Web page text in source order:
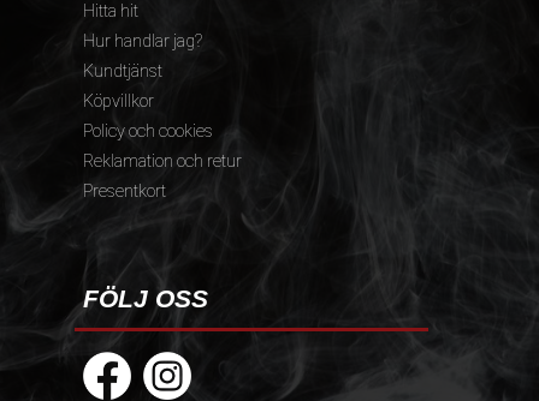
Hitta hit
Hur handlar jag?
Kundtjänst
Köpvillkor
Policy och cookies
Reklamation och retur
Presentkort
FÖLJ OSS